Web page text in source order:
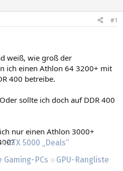
RTX 5000 „Deals“
Gaming-PCs
GPU-Rangliste
#1
weiß, wie groß der
ich einen Athlon 64 3200+ mit
400 betreibe.
sollte ich doch auf DDR 400
nur einen Athlon 3000+